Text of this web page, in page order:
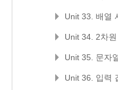
Unit 33. 배열
Unit 34. 2차
Unit 35. 문자
Unit 36. 입력